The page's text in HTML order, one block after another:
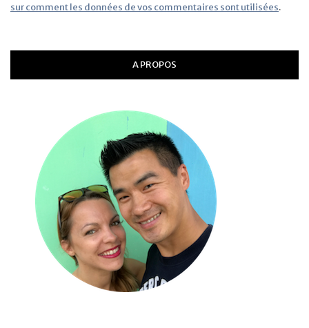
sur comment les données de vos commentaires sont utilisées.
A PROPOS